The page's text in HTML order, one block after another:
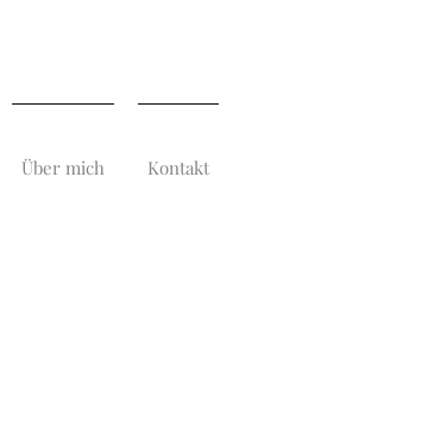
Über mich Kontakt